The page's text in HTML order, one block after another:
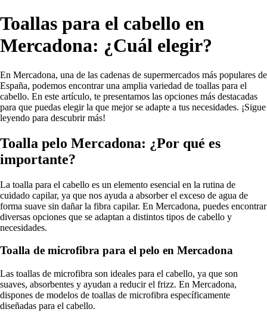
Toallas para el cabello en
Mercadona: ¿Cuál elegir?
En Mercadona, una de las cadenas de supermercados más populares de
España, podemos encontrar una amplia variedad de toallas para el
cabello. En este artículo, te presentamos las opciones más destacadas
para que puedas elegir la que mejor se adapte a tus necesidades. ¡Sigue
leyendo para descubrir más!
Toalla pelo Mercadona: ¿Por qué es
importante?
La toalla para el cabello es un elemento esencial en la rutina de
cuidado capilar, ya que nos ayuda a absorber el exceso de agua de
forma suave sin dañar la fibra capilar. En Mercadona, puedes encontrar
diversas opciones que se adaptan a distintos tipos de cabello y
necesidades.
Toalla de microfibra para el pelo en Mercadona
Las toallas de microfibra son ideales para el cabello, ya que son
suaves, absorbentes y ayudan a reducir el frizz. En Mercadona,
dispones de modelos de toallas de microfibra específicamente
diseñadas para el cabello.